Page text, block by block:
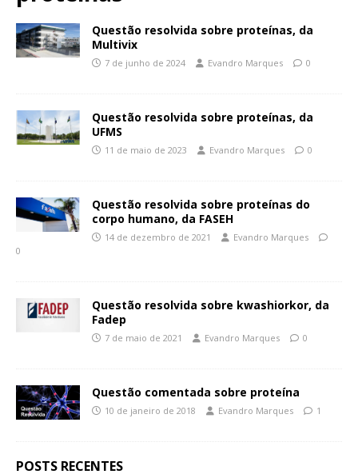
Questão resolvida sobre proteínas, da
Multivix
7 de junho de 2024 Evandro Marques 0
Questão resolvida sobre proteínas, da
UFMS
11 de maio de 2023 Evandro Marques 0
Questão resolvida sobre proteínas do
corpo humano, da FASEH
14 de dezembro de 2021
Evandro Marques
0
Questão resolvida sobre kwashiorkor, da
Fadep
7 de maio de 2021 Evandro Marques 0
Questão comentada sobre proteína
10 de janeiro de 2018 Evandro Marques 1
POSTS RECENTES